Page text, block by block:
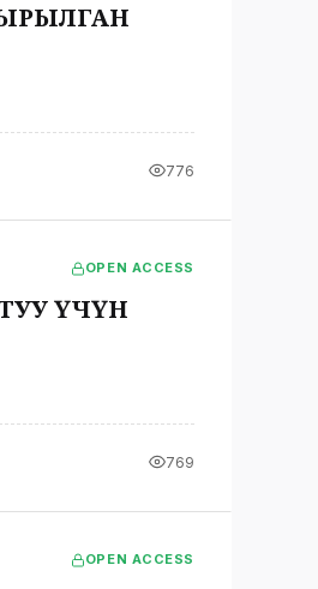
776
OPEN ACCESS
ҮЧҮН
769
OPEN ACCESS